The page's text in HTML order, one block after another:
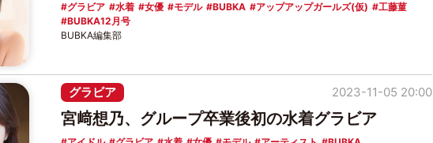
グラビア 水着 女優 モデル BUBKA アップアップガールズ(仮)
工藤菫
BUBKA12月号
BUBKA編集部
グラビア
宮﨑想乃、グループ卒業後初の水着グラビア
2023-11-05 20:00